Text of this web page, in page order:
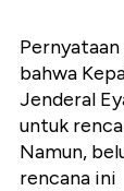
bahwa
Jenderal
untuk
Namun,
rencana ini